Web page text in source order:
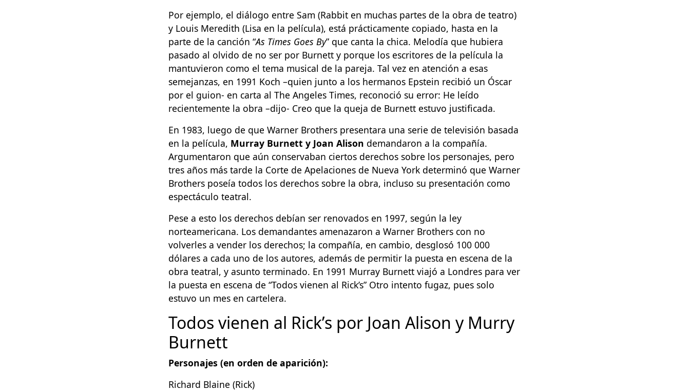
Por ejemplo, el diálogo entre Sam (Rabbit en muchas partes de la obra de teatro)
y Louis Meredith (Lisa en la película), está prácticamente copiado, hasta en la
parte de la canción “As Times Goes By” que canta la chica. Melodía que hubiera
pasado al olvido de no ser por Burnett y porque los escritores de la película la
mantuvieron como el tema musical de la pareja. Tal vez en atención a esas
semejanzas, en 1991 Koch –quien junto a los hermanos Epstein recibió un Óscar
por el guion- en carta al The Angeles Times, reconoció su error: He leído
recientemente la obra –dijo- Creo que la queja de Burnett estuvo justificada.
En 1983, luego de que Warner Brothers presentara una serie de televisión basada
en la película, Murray Burnett y Joan Alison demandaron a la compañía.
Argumentaron que aún conservaban ciertos derechos sobre los personajes, pero
tres años más tarde la Corte de Apelaciones de Nueva York determinó que Warner
Brothers poseía todos los derechos sobre la obra, incluso su presentación como
espectáculo teatral.
Pese a esto los derechos debían ser renovados en 1997, según la ley
norteamericana. Los demandantes amenazaron a Warner Brothers con no
volverles a vender los derechos; la compañía, en cambio, desglosó 100 000
dólares a cada uno de los autores, además de permitir la puesta en escena de la
obra teatral, y asunto terminado. En 1991 Murray Burnett viajó a Londres para ver
la puesta en escena de “Todos vienen al Rick’s” Otro intento fugaz, pues solo
estuvo un mes en cartelera.
Todos vienen al Rick’s por Joan Alison y Murry
Burnett
Personajes (en orden de aparición):
Richard Blaine (Rick)